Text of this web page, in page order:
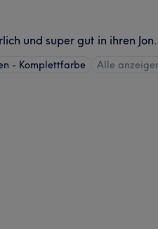
und super gut in ihren Jon.
- Komplettfarbe Alle